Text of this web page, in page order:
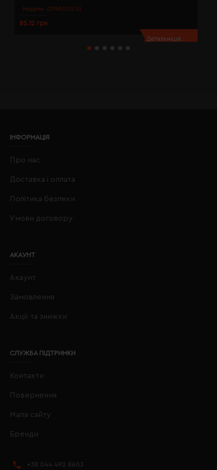
Модель: 01198(SOL’S)
85.12 грн
Детальніше...
ІНФОРМАЦІЯ
Про нас
Доставка і оплата
Політика безпеки
Умови договору
АКАУНТ
Акаунт
Замовлення
Акції та знижки
СЛУЖБА ПІДТРИМКИ
Контакти
Повернення
Мапа сайту
Бренди
+38 044 492 8603